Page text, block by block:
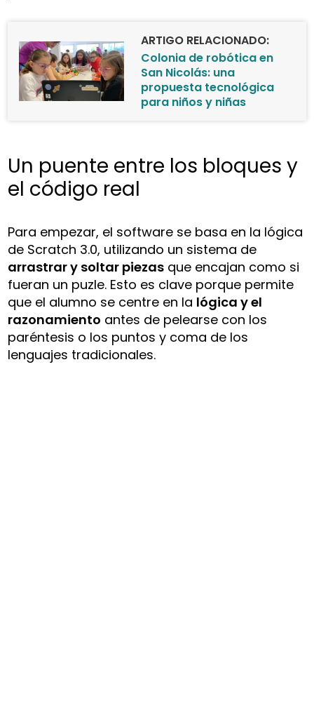
ARTIGO RELACIONADO:
Colonia de robótica en
San Nicolás: una
propuesta tecnológica
para niños y niñas
Un puente entre los bloques y
el código real
Para empezar, el software se basa en la lógica
de Scratch 3.0, utilizando un sistema de
arrastrar y soltar piezas que encajan como si
fueran un puzle. Esto es clave porque permite
que el alumno se centre en la lógica y el
razonamiento antes de pelearse con los
paréntesis o los puntos y coma de los
lenguajes tradicionales.